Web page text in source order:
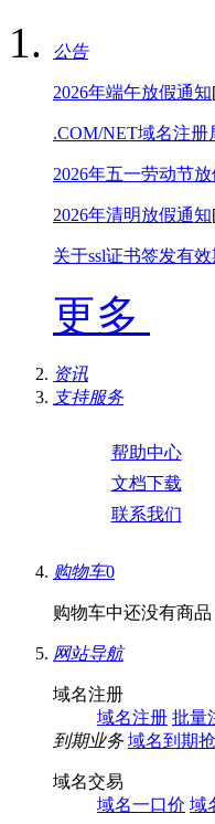
公告
2026年端午放假通知
.COM/NET域名注册
2026年五一劳动节
2026年清明放假通知
关于ssl证书签发有
更多
资讯
支持服务
帮助中心
文档下载
联系我们
购物车0
购物车中还没有商品
网站导航
域名注册
域名注册 批量
到期业务 域名到期
域名交易
域名一口价 域